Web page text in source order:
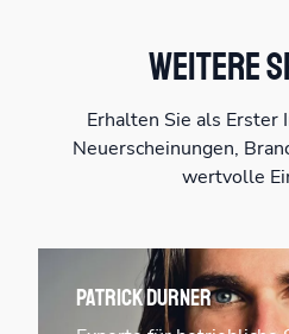
Weitere
Erhalten Sie als Erster
Neuerscheinungen,
wertvolle
Patrick Durner